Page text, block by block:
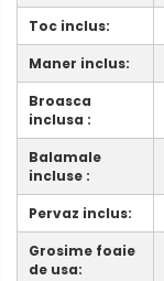
Toc inclus:
Maner inclus:
Broasca
inclusa :
Balamale
incluse :
Pervaz inclus:
Grosime foaie
de usa: